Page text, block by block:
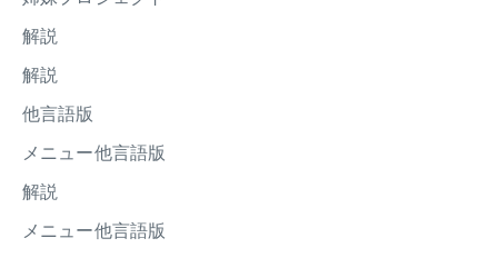
解説
解説
他言語版
メニュー他言語版
解説
メニュー他言語版